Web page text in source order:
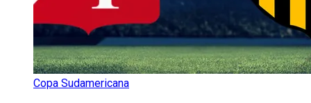
Copa Sudamericana